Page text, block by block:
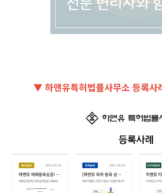
▼ 하앤유특허법률사무소 등록사